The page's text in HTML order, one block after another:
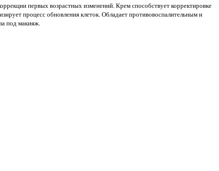
первых возрастных изменений. Крем способствует корректировке
процесс обновления клеток. Обладает противовоспалительным и
под макияж.